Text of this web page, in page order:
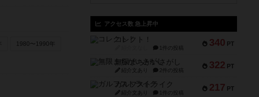
1980〜1990年
アクセス数 急上昇中
340 PT
コレクト！
1件の投稿
322 PT
無限まちがいさがし
紹介文あり 2件の投稿
217 PT
ガルフストライク
紹介文あり 1件の投稿